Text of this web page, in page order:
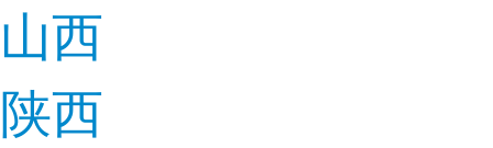
山西
陕西